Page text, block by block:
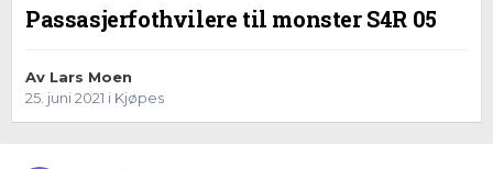
Passasjerfothvilere til monster S4R 05
Av Lars Moen
25. juni 2021 i Kjøpes